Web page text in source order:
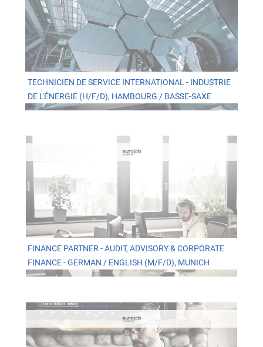
TECHNICIEN DE SERVICE INTERNATIONAL - INDUSTRIE
DE L'ÉNERGIE (H/F/D), HAMBOURG / BASSE-SAXE
FINANCE PARTNER - AUDIT, ADVISORY & CORPORATE
FINANCE - GERMAN / ENGLISH (M/F/D), MUNICH